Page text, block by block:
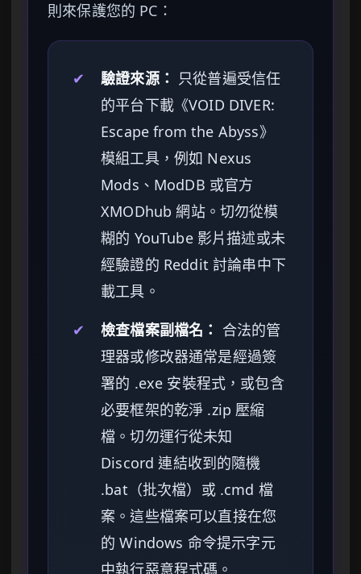
則來保護您的 PC：
✔ 驗證來源： 只從普遍受信任
的平台下載《VOID DIVER:
Escape from the Abyss》
模組工具，例如 Nexus
Mods、ModDB 或官方
XMODhub 網站。切勿從模
糊的 YouTube 影片描述或未
經驗證的 Reddit 討論串中下
載工具。
✔
檢查檔案副檔名： 合法的管
理器或修改器通常是經過簽
署的 .exe 安裝程式，或包含
必要框架的乾淨 .zip 壓縮
檔。切勿運行從未知
Discord 連結收到的隨機
.bat（批次檔）或 .cmd 檔
案。這些檔案可以直接在您
的 Windows 命令提示字元
中執行惡意程式碼。